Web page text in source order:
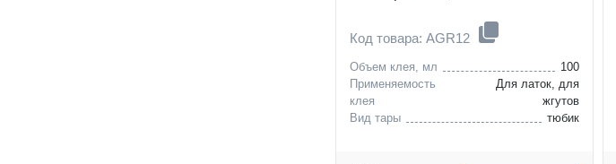
Код товара: AGR12
Объем клея, мл
100
Применяемость
клея
Для латок, для
жгутов
Вид тары
тюбик